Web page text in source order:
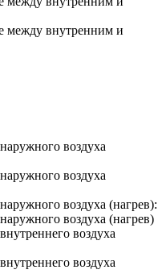
между внутренним и
воздуха
воздуха
воздуха (нагрев):
воздуха (нагрев)
воздуха
воздуха